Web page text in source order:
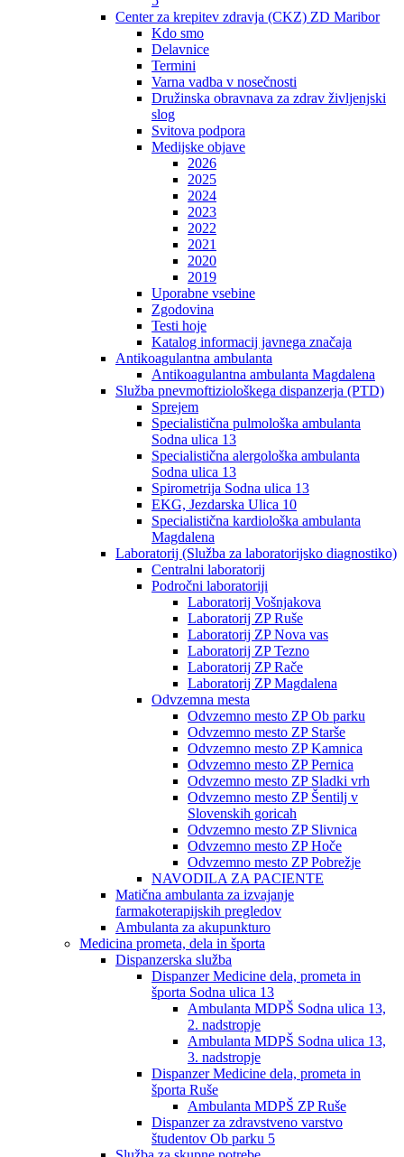
Center za krepitev zdravja (CKZ) ZD Maribor
Kdo smo
Delavnice
Termini
Varna vadba v nosečnosti
Družinska obravnava za zdrav življenjski
slog
Svitova podpora
Medijske objave
2026
2025
2024
2023
2022
2021
2020
2019
Uporabne vsebine
Zgodovina
Testi hoje
Katalog informacij javnega značaja
Antikoagulantna ambulanta
Antikoagulantna ambulanta Magdalena
Služba pnevmoftiziološkega dispanzerja (PTD)
Sprejem
Specialistična pulmološka ambulanta
Sodna ulica 13
Specialistična alergološka ambulanta
Sodna ulica 13
Spirometrija Sodna ulica 13
EKG, Jezdarska Ulica 10
Specialistična kardiološka ambulanta
Magdalena
Laboratorij (Služba za laboratorijsko diagnostiko)
Centralni laboratorij
Področni laboratoriji
Laboratorij Vošnjakova
Laboratorij ZP Ruše
Laboratorij ZP Nova vas
Laboratorij ZP Tezno
Laboratorij ZP Rače
Laboratorij ZP Magdalena
Odvzemna mesta
Odvzemno mesto ZP Ob parku
Odvzemno mesto ZP Starše
Odvzemno mesto ZP Kamnica
Odvzemno mesto ZP Pernica
Odvzemno mesto ZP Sladki vrh
Odvzemno mesto ZP Šentilj v
Slovenskih goricah
Odvzemno mesto ZP Slivnica
Odvzemno mesto ZP Hoče
Odvzemno mesto ZP Pobrežje
NAVODILA ZA PACIENTE
Matična ambulanta za izvajanje
farmakoterapijskih pregledov
Ambulanta za akupunkturo
Medicina prometa, dela in športa
Dispanzerska služba
Dispanzer Medicine dela, prometa in
športa Sodna ulica 13
Ambulanta MDPŠ Sodna ulica 13,
2. nadstropje
Ambulanta MDPŠ Sodna ulica 13,
3. nadstropje
Dispanzer Medicine dela, prometa in
športa Ruše
Ambulanta MDPŠ ZP Ruše
Dispanzer za zdravstveno varstvo
študentov Ob parku 5